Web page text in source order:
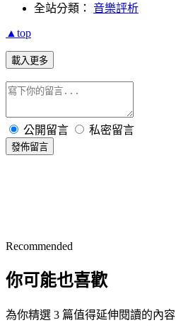
全站分類： 音樂評析
▲top
載入更多
公開留言 私密留言
發佈留言
Recommended
你可能也喜歡
為你精選 3 篇值得延伸閱讀的內容